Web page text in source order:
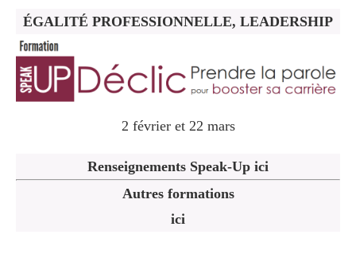
ÉGALITÉ PROFESSIONNELLE, LEADERSHIP
2 février et 22 mars
Renseignements Speak-Up ici
Autres formations
ici